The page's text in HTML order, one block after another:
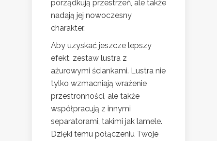
porządkują przestrzeń, ale także
nadają jej nowoczesny
charakter.
Aby uzyskać jeszcze lepszy
efekt, zestaw lustra z
ażurowymi ściankami. Lustra nie
tylko wzmacniają wrażenie
przestronności, ale także
współpracują z innymi
separatorami, takimi jak lamele.
Dzięki temu połączeniu Twoje